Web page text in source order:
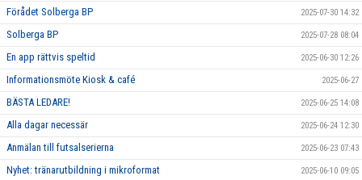
Förådet Solberga BP 2025-07-30 14:32
Solberga BP 2025-07-28 08:04
En app rättvis speltid 2025-06-30 12:26
Informationsmöte Kiosk & café 2025-06-27
BÄSTA LEDARE! 2025-06-25 14:08
Alla dagar necessär 2025-06-24 12:30
Anmälan till futsalserierna 2025-06-23 07:43
Nyhet: tränarutbildning i mikroformat 2025-06-10 09:05